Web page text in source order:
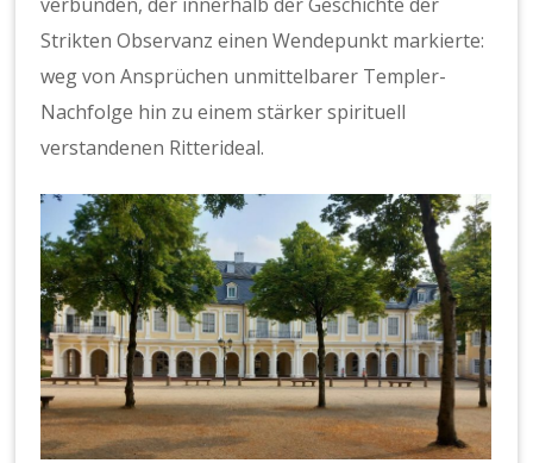
Strikten Observanz einen Wendepunkt markierte:
weg von Ansprüchen unmittelbarer Templer-
Nachfolge hin zu einem stärker spirituell
verstandenen Ritterideal.